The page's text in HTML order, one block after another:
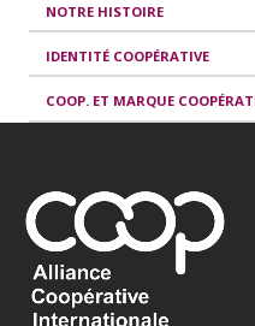
NOTRE HISTOIRE
IDENTITÉ COOPÉRATIVE
COOP. ET MARQUE